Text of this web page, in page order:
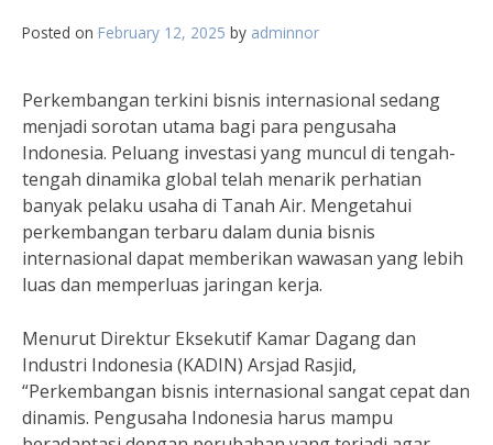
Posted on February 12, 2025 by adminnor
Perkembangan terkini bisnis internasional sedang
menjadi sorotan utama bagi para pengusaha
Indonesia. Peluang investasi yang muncul di tengah-
tengah dinamika global telah menarik perhatian
banyak pelaku usaha di Tanah Air. Mengetahui
perkembangan terbaru dalam dunia bisnis
internasional dapat memberikan wawasan yang lebih
luas dan memperluas jaringan kerja.
Menurut Direktur Eksekutif Kamar Dagang dan
Industri Indonesia (KADIN) Arsjad Rasjid,
“Perkembangan bisnis internasional sangat cepat dan
dinamis. Pengusaha Indonesia harus mampu